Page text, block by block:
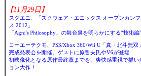
【11月29日】
スクエニ、「スクウェア・エニックス オープンカン
ス 2012」
「Agni's Philosophy」の舞台裏を明らかにする“技術編
コーエーテクモ、PS3/Xbox 360/Wii U「真・北斗無双」
完成発表会を開催。ゲストに原哲夫氏やV6が登場
初映像化となる原作最終章までを、爽快感重視で描い
ョン大作！